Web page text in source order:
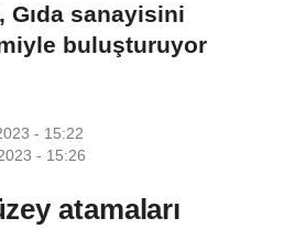
Gıda sanayisini
buluşturuyor
- 15:22
- 15:26
atamaları